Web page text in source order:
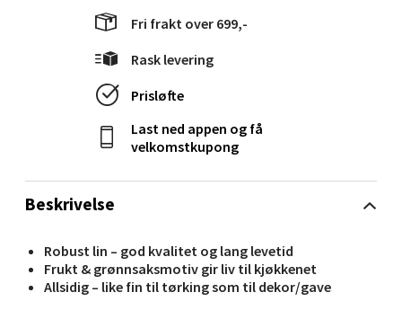
Beskrivelse
Robust lin – god kvalitet og lang levetid
Frukt & grønnsaksmotiv gir liv til kjøkkenet
Allsidig – like fin til tørking som til dekor/gave
Fri frakt over 699,-
Rask levering
Prisløfte
Last ned appen og få
velkomstkupong
Stavanger og Sandnes - Kvadrat
Åpent i dag 10-18